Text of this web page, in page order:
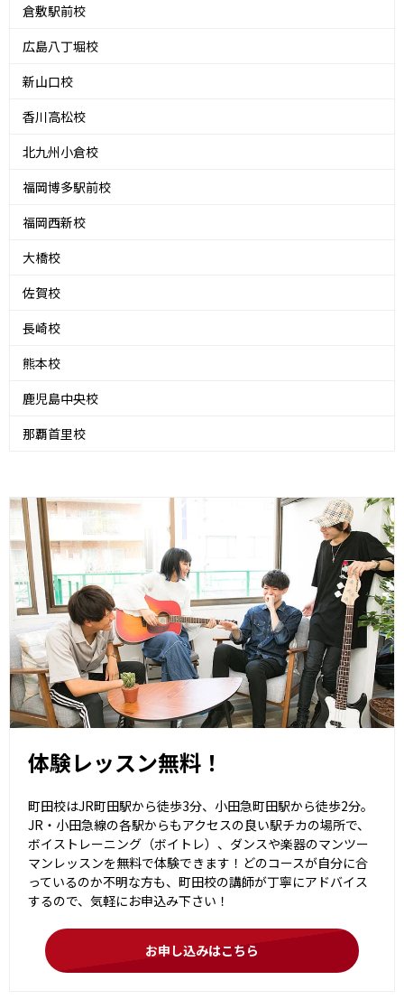
倉敷駅前校
広島八丁堀校
新山口校
香川高松校
北九州小倉校
福岡博多駅前校
福岡西新校
大橋校
佐賀校
長崎校
熊本校
鹿児島中央校
那覇首里校
体験レッスン無料！
町田校はJR町田駅から徒歩3分、小田急町田駅から徒歩2分。
JR・小田急線の各駅からもアクセスの良い駅チカの場所で、
ボイストレーニング（ボイトレ）、ダンスや楽器のマンツー
マンレッスンを無料で体験できます！どのコースが自分に合
っているのか不明な方も、町田校の講師が丁寧にアドバイス
するので、気軽にお申込み下さい！
お申し込みはこちら